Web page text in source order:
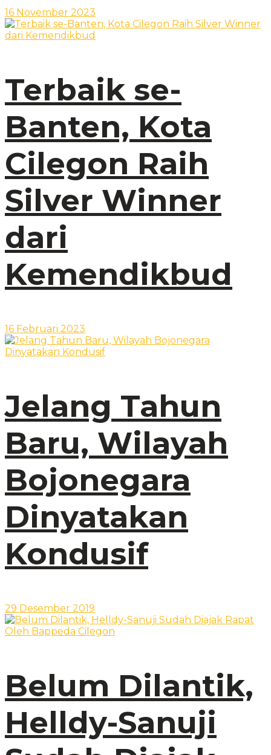
16 November 2023
Terbaik se-
Banten, Kota
Cilegon Raih
Silver Winner
dari
Kemendikbud
16 Februari 2023
Jelang Tahun
Baru, Wilayah
Bojonegara
Dinyatakan
Kondusif
29 Desember 2019
Belum Dilantik,
Helldy-Sanuji